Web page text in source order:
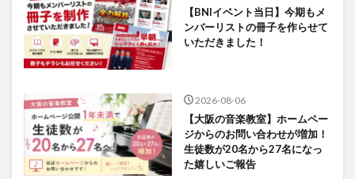
【BNIイベント当日】今期もメ
ンバーリストの冊子を作らせて
いただきました！
2026-08-06
【大阪の音楽教室】ホームペー
ジからのお問い合わせが増加！
生徒数が20名から27名になっ
た嬉しいご報告